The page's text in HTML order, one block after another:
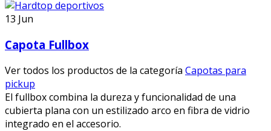
13 Jun
Capota Fullbox
Ver todos los productos de la categoría Capotas para
pickup
El fullbox combina la dureza y funcionalidad de una
cubierta plana con un estilizado arco en fibra de vidrio
integrado en el accesorio.